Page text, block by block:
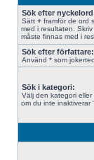
Sök efter
Sätt + framför de ord
med i resultaten.
måste finnas med i
Sök efter författare:
Använd * som
Sök i kategori:
Välj den kategori
om du inte inaktiverar